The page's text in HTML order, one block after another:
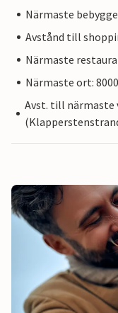
Närmaste
Avstånd till
Närmaste
Närmaste ort:
Avst. till närmaste